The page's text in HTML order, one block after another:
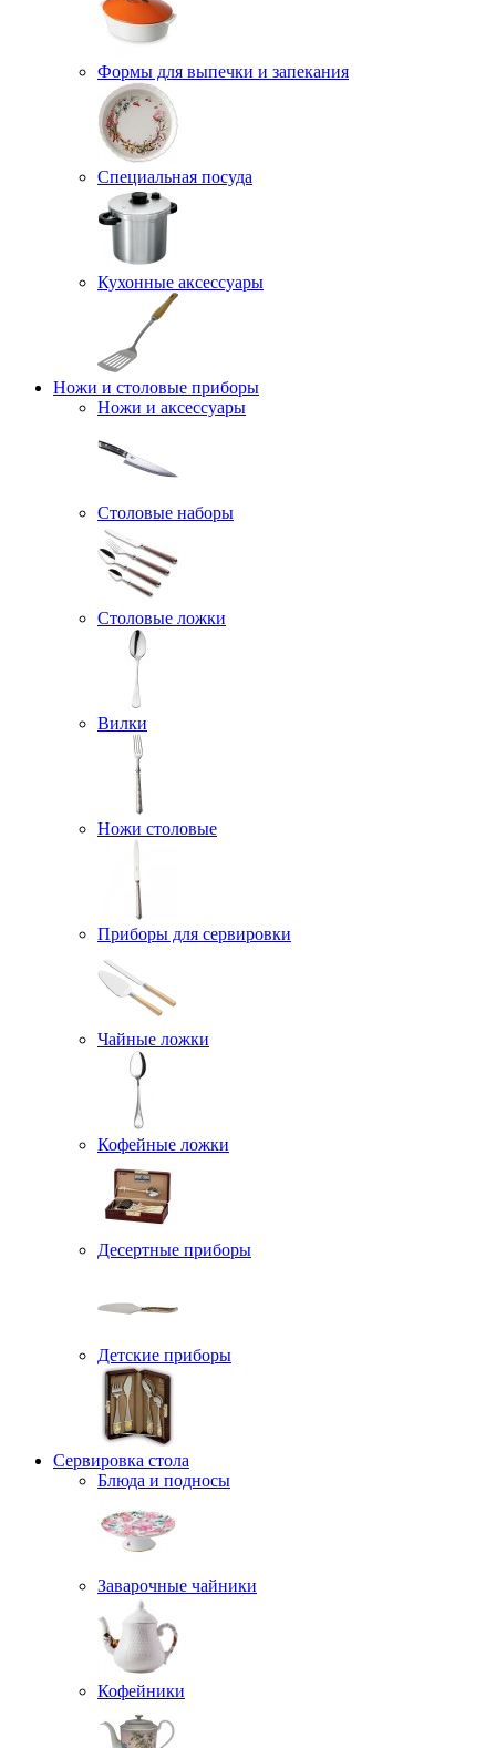
Формы для выпечки и запекания
Специальная посуда
Кухонные аксессуары
Ножи и столовые приборы
Ножи и аксессуары
Столовые наборы
Столовые ложки
Вилки
Ножи столовые
Приборы для сервировки
Чайные ложки
Кофейные ложки
Десертные приборы
Детские приборы
Сервировка стола
Блюда и подносы
Заварочные чайники
Кофейники